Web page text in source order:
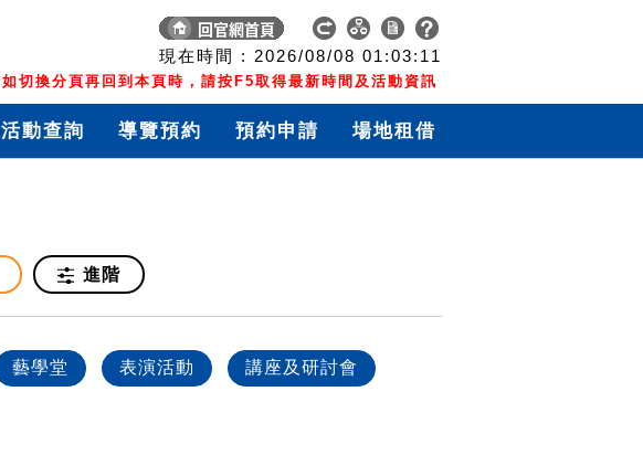
現在時間 : 2026/08/08 01:03:12
如切換分頁再回到本頁時，請按F5取得最新時間及活動資訊
活動查詢 導覽預約 預約申請 場地租借
進階
藝學堂 表演活動 講座及研討會